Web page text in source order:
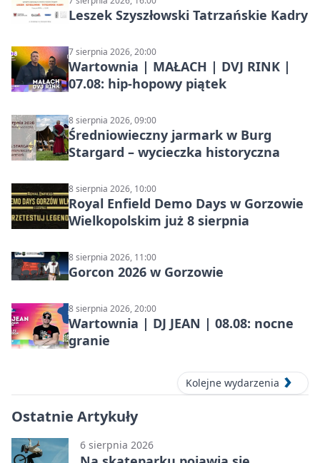
Leszek Szyszłowski Tatrzańskie Kadry
7 sierpnia 2026, 20:00
Wartownia | MAŁACH | DVJ RINK |
07.08: hip-hopowy piątek
8 sierpnia 2026, 09:00
Średniowieczny jarmark w Burg
Stargard – wycieczka historyczna
8 sierpnia 2026, 10:00
Royal Enfield Demo Days w Gorzowie
Wielkopolskim już 8 sierpnia
8 sierpnia 2026, 11:00
Gorcon 2026 w Gorzowie
8 sierpnia 2026, 20:00
Wartownia | DJ JEAN | 08.08: nocne
granie
Kolejne wydarzenia
Ostatnie Artykuły
6 sierpnia 2026